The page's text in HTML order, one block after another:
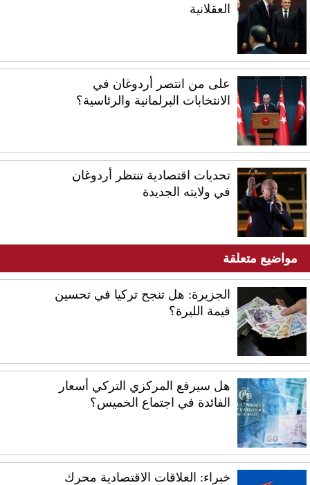
العقلانية
على من انتصر أردوغان في
الانتخابات البرلمانية والرئاسية؟
تحديات اقتصادية تنتظر أردوغان
في ولايته الجديدة
مواضيع متعلقة
الجزيرة: هل تنجح تركيا في تحسين
قيمة الليرة؟
هل سيرفع المركزي التركي أسعار
الفائدة في اجتماع الخميس؟
خبراء: العلاقات الاقتصادية محرك